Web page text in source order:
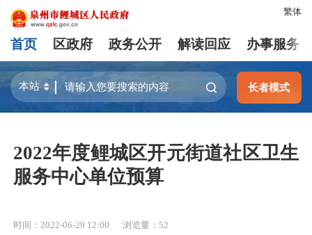
繁体
首页 区政府 政务公开 解读回应 办事服务
长者模式
2022年度鲤城区开元街道社区卫生
服务中心单位预算
时间：2022-06-29 12:00 浏览量： 52